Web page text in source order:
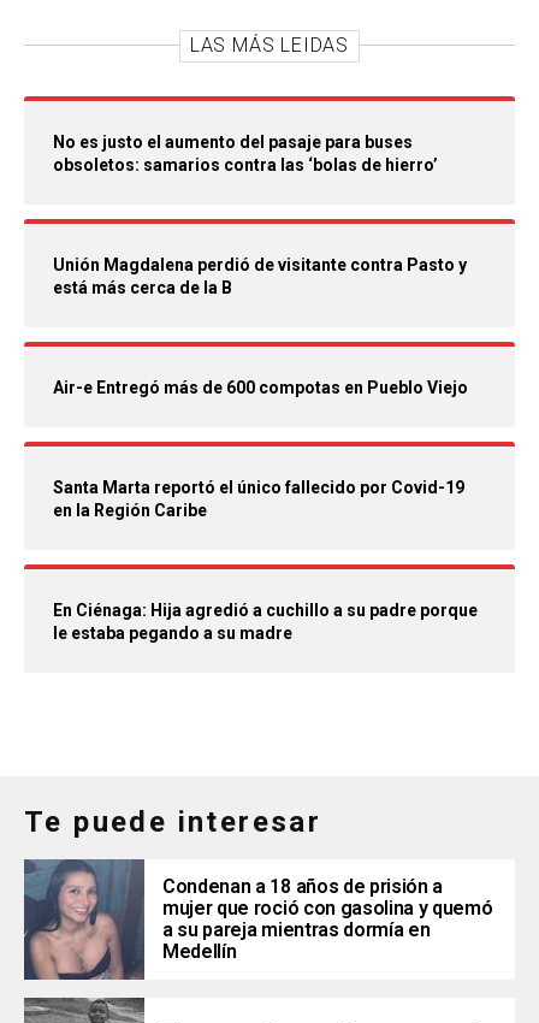
LAS MÁS LEIDAS
No es justo el aumento del pasaje para buses
obsoletos: samarios contra las ‘bolas de hierro’
Unión Magdalena perdió de visitante contra Pasto y
está más cerca de la B
Air-e Entregó más de 600 compotas en Pueblo Viejo
Santa Marta reportó el único fallecido por Covid-19
en la Región Caribe
En Ciénaga: Hija agredió a cuchillo a su padre porque
le estaba pegando a su madre
Te puede interesar
Condenan a 18 años de prisión a
mujer que roció con gasolina y quemó
a su pareja mientras dormía en
Medellín